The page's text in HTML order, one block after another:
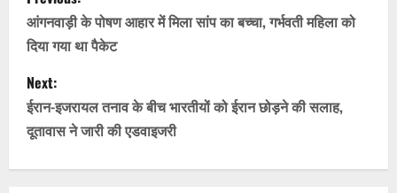
o
s
t
n
a
आंगनवाड़ी के पोषण आहार में मिला सांप का बच्चा, गर्भवती महिला को
दिया गया था पैकेट
Next:
ईरान-इजरायल तनाव के बीच भारतीयों को ईरान छोड़ने की सलाह,
दूतावास ने जारी की एडवाइजरी